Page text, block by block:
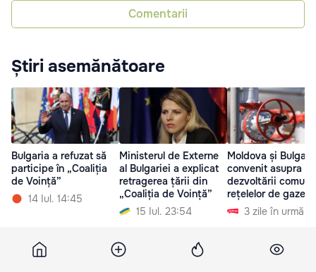
Comentarii
Știri asemănătoare
Bulgaria a refuzat să
participe în „Coaliția
de Voință”
14 Iul. 14:45
Ministerul de Externe
al Bulgariei a explicat
retragerea țării din
„Coaliția de Voință”
15 Iul. 23:54
Moldova și
convenit asupra
dezvoltării
rețelelor de gaze
3 zile în urmă